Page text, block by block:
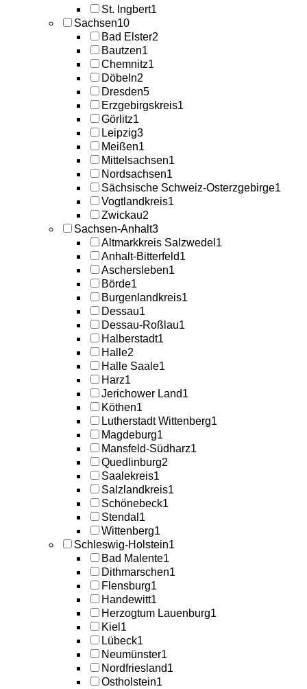
St. Ingbert1
Sachsen10
Bad Elster2
Bautzen1
Chemnitz1
Döbeln2
Dresden5
Erzgebirgskreis1
Görlitz1
Leipzig3
Meißen1
Mittelsachsen1
Nordsachsen1
Sächsische Schweiz-Osterzgebirge1
Vogtlandkreis1
Zwickau2
Sachsen-Anhalt3
Altmarkkreis Salzwedel 1
Anhalt-Bitterfeld1
Aschersleben1
Börde1
Burgenlandkreis1
Dessau1
Dessau-Roßlau1
Halberstadt1
Halle2
Halle Saale1
Harz1
Jerichower Land1
Köthen1
Lutherstadt Wittenberg1
Magdeburg1
Mansfeld-Südharz1
Quedlinburg2
Saalekreis1
Salzlandkreis1
Schönebeck1
Stendal 1
Wittenberg1
Schleswig-Holstein1
Bad Malente1
Dithmarschen1
Flensburg1
Handewitt1
Herzogtum Lauenburg1
Kiel 1
Lübeck1
Neumünster1
Nordfriesland1
Ostholstein1